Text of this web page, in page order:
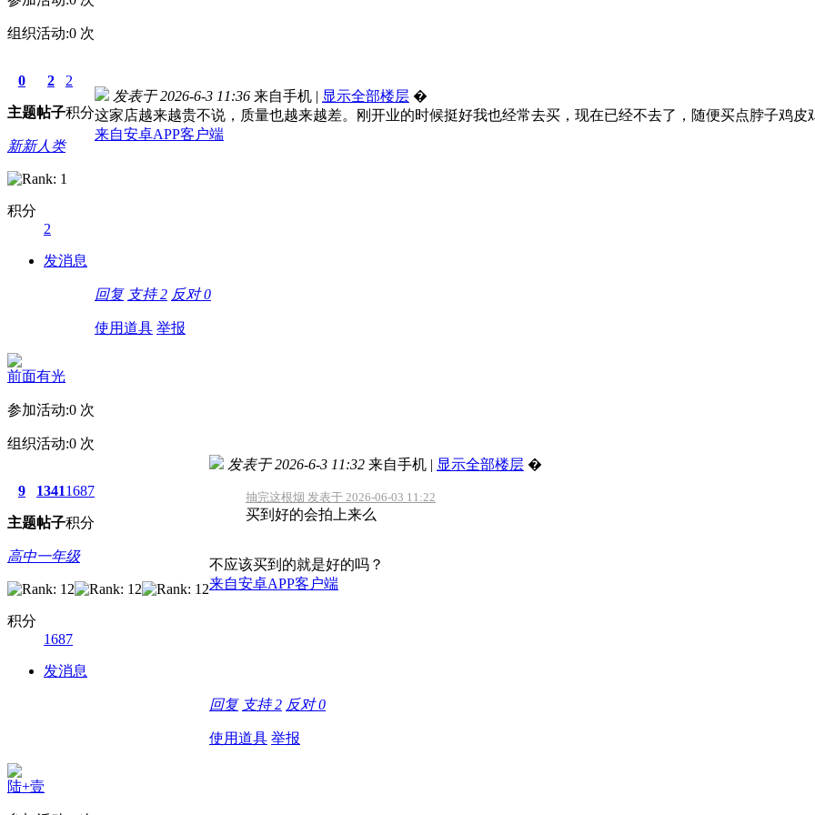
组织活动:0 次
0
主题
2
帖子
2
积分
新新人类
积分
2
发消息
发表于 2026-6-3 11:36 来自手机 | 显示全部楼层 �
这家店越来越贵不说，质量也越来越差。刚开业的时候挺好我也经常去买，现在已经不去了，随便买点脖子鸡皮
来自安卓APP客户端
回复 支持2 反对0
使用道具 举报
前面有光
参加活动:0 次
组织活动:0 次
9
主题
1341
帖子
1687
积分
高中一年级
积分
1687
发消息
发表于 2026-6-3 11:32 来自手机 | 显示全部楼层 �
抽完这根烟 发表于 2026-06-03 11:22
买到好的会拍上来么
不应该买到的就是好的吗？
来自安卓APP客户端
回复 支持2 反对0
使用道具 举报
陆+壹